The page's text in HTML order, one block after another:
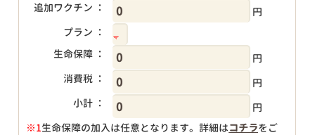
追加ワクチン ：
円
プラン ：
生命保障 ：
円
消費税 ：
円
小計 ：
円
※1生命保障の加入は任意となります。詳細はコチラをご